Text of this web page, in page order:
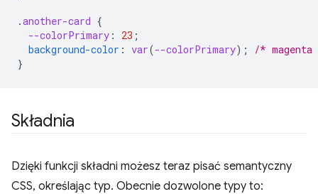
.another-card {
--colorPrimary : 23 ;
background-color : var(--colorPrimary);
/*
}
Składnia
Dzięki funkcji składni możesz teraz pisać semantyczny
CSS, określając typ. Obecnie dozwolone typy to: